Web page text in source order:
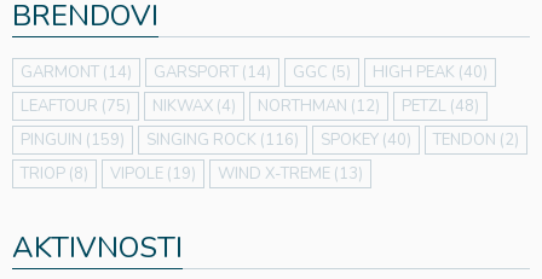
BRENDOVI
GARMONT (14) GARSPORT (14) GGC (5) HIGH PEAK (40)
LEAFTOUR (75) NIKWAX (4) NORTHMAN (12) PETZL (48)
PINGUIN (159) SINGING ROCK (116) SPOKEY (40) TENDON (2)
TRIOP (8) VIPOLE (19) WIND X-TREME (13)
AKTIVNOSTI